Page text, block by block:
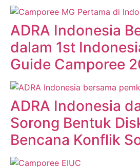
ADRA Indonesia
dalam 1st
Guide Camporee
ADRA Indonesia
Sorong Bentuk
Bencana Konflik